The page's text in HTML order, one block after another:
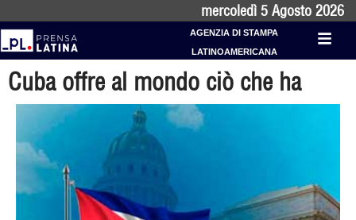
mercoledì 5 Agosto 2026
AGENZIA DI STAMPA
LATINOAMERICANA
Cuba offre al mondo ciò che ha